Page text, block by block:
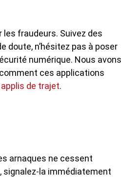
fraudeurs. Suivez des
doute, n’hésitez pas à poser
numérique. Nous avons
ces applications
de trajet.
arnaques ne cessent
signalez-la immédiatement